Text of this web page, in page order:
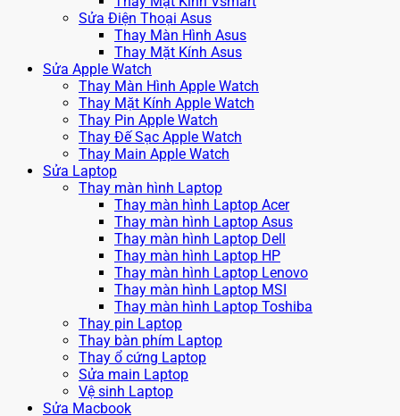
Sửa Điện Thoại Asus
Thay Màn Hình Asus
Thay Mặt Kính Asus
Sửa Apple Watch
Thay Màn Hình Apple Watch
Thay Mặt Kính Apple Watch
Thay Pin Apple Watch
Thay Đế Sạc Apple Watch
Thay Main Apple Watch
Sửa Laptop
Thay màn hình Laptop
Thay màn hình Laptop Acer
Thay màn hình Laptop Asus
Thay màn hình Laptop Dell
Thay màn hình Laptop HP
Thay màn hình Laptop Lenovo
Thay màn hình Laptop MSI
Thay màn hình Laptop Toshiba
Thay pin Laptop
Thay bàn phím Laptop
Thay ổ cứng Laptop
Sửa main Laptop
Vệ sinh Laptop
Sửa Macbook